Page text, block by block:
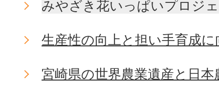
みやざき花いっぱいプロジ
生産性の向上と担い手育成
宮崎県の世界農業遺産と日本